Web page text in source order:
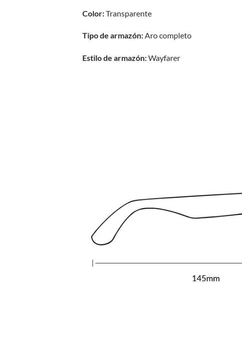
Color:Transparente
Tipo de armazón:Aro completo
Estilo de armazón:Wayfarer